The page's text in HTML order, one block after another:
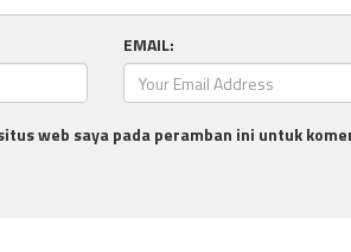
EMAIL:
web saya pada peramban ini untuk